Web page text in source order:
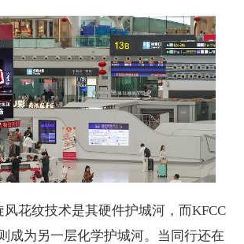
风花纹技术是其硬件护城河，而KFCC
成为另一层化学护城河。当同行还在